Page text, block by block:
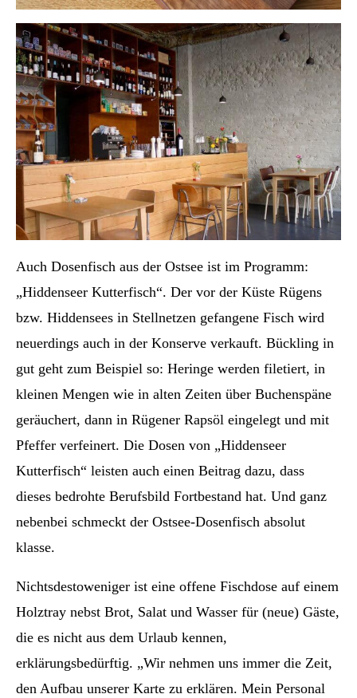
Auch Dosenfisch aus der Ostsee ist im Programm:
„Hiddenseer Kutterfisch“. Der vor der Küste Rügens
bzw. Hiddensees in Stellnetzen gefangene Fisch wird
neuerdings auch in der Konserve verkauft. Bückling in
gut geht zum Beispiel so: Heringe werden filetiert, in
kleinen Mengen wie in alten Zeiten über Buchenspäne
geräuchert, dann in Rügener Rapsöl eingelegt und mit
Pfeffer verfeinert. Die Dosen von „Hiddenseer
Kutterfisch“ leisten auch einen Beitrag dazu, dass
dieses bedrohte Berufsbild Fortbestand hat. Und ganz
nebenbei schmeckt der Ostsee-Dosenfisch absolut
klasse.
Nichtsdestoweniger ist eine offene Fischdose auf einem
Holztray nebst Brot, Salat und Wasser für (neue) Gäste,
die es nicht aus dem Urlaub kennen,
erklärungsbedürftig. „Wir nehmen uns immer die Zeit,
den Aufbau unserer Karte zu erklären. Mein Personal